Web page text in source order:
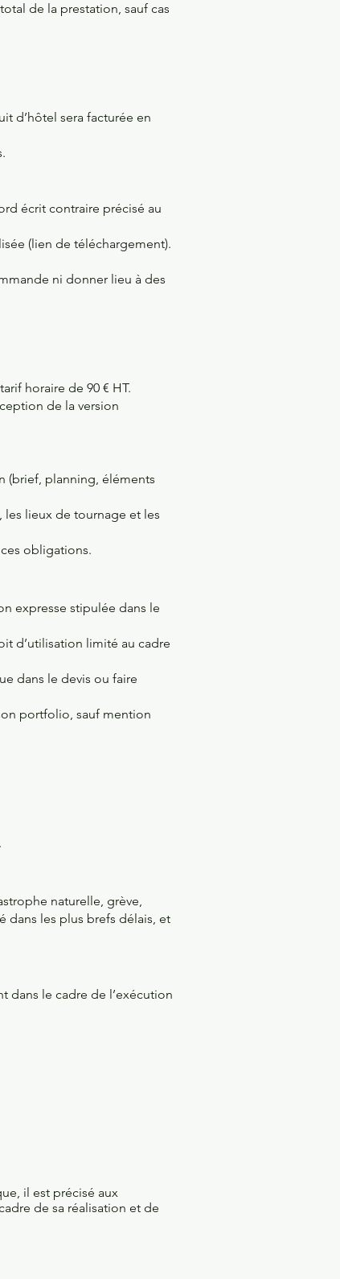
de la prestation, sauf cas
d’hôtel sera facturée en
écrit contraire précisé au
(lien de téléchargement).
ni donner lieu à des
horaire de 90 € HT.
de la version
(brief, planning, éléments
les lieux de tournage et les
obligations.
expresse stipulée dans le
d’utilisation limité au cadre
dans le devis ou faire
portfolio, sauf mention
naturelle, grève,
dans les plus brefs délais, et
dans le cadre de l’exécution
il est précisé aux
de sa réalisation et de